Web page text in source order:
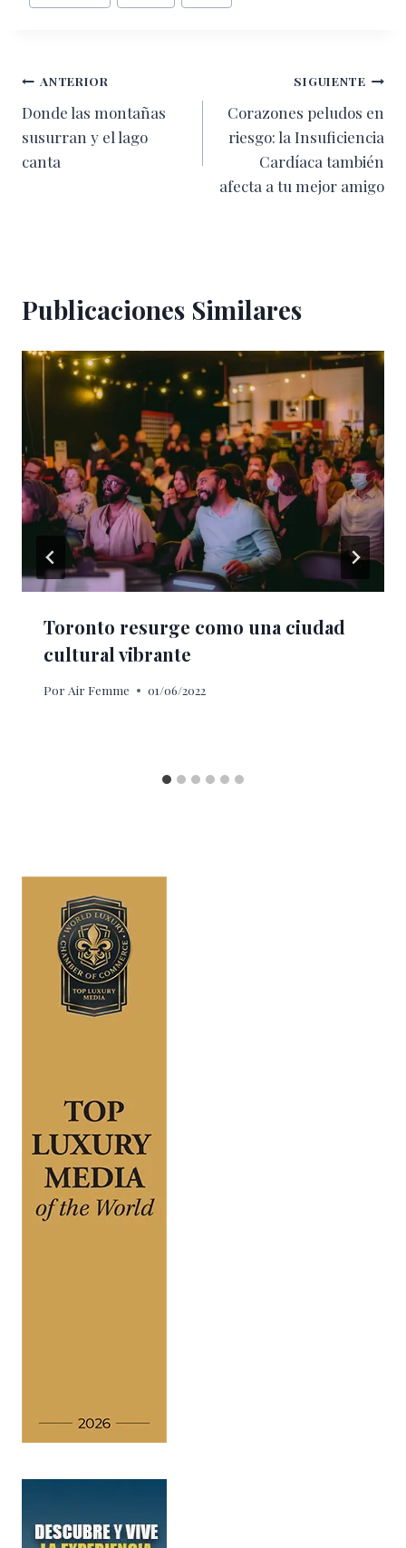
de
Navegación
de
entradas
ANTERIOR
Donde las montañas
susurran y el lago
canta
SIGUIENTE
Corazones peludos en
riesgo: la Insuficiencia
Cardíaca también
afecta a tu mejor amigo
Publicaciones Similares
Toronto resurge como una ciudad
cultural vibrante
Por Air Femme 01/06/2022